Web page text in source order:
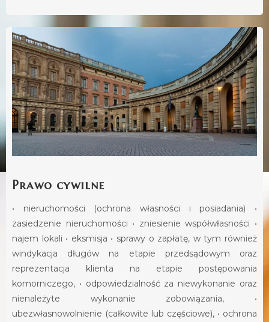
Prawo cywilne
• nieruchomości (ochrona własności i posiadania) •
zasiedzenie nieruchomości • zniesienie współwłasności •
najem lokali • eksmisja • sprawy o zapłatę, w tym również
windykacja długów na etapie przedsądowym oraz
reprezentacja klienta na etapie postępowania
komorniczego, • odpowiedzialność za niewykonanie oraz
nienależyte wykonanie zobowiązania, •
ubezwłasnowolnienie (całkowite lub częściowe), • ochrona